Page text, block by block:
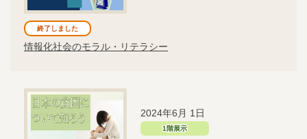
情報化社会のモラル・リテラシー
終了しました
2024年6月 1日
1階展示